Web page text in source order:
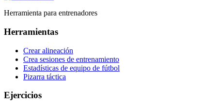
Herramienta para entrenadores
Herramientas
Crear alineación
Crea sesiones de entrenamiento
Estadísticas de equipo de fútbol
Pizarra táctica
Ejercicios